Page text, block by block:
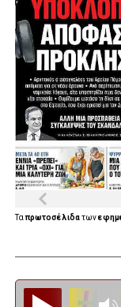
Η Συνέντευξη
Ταπρωτοσέλιδατων